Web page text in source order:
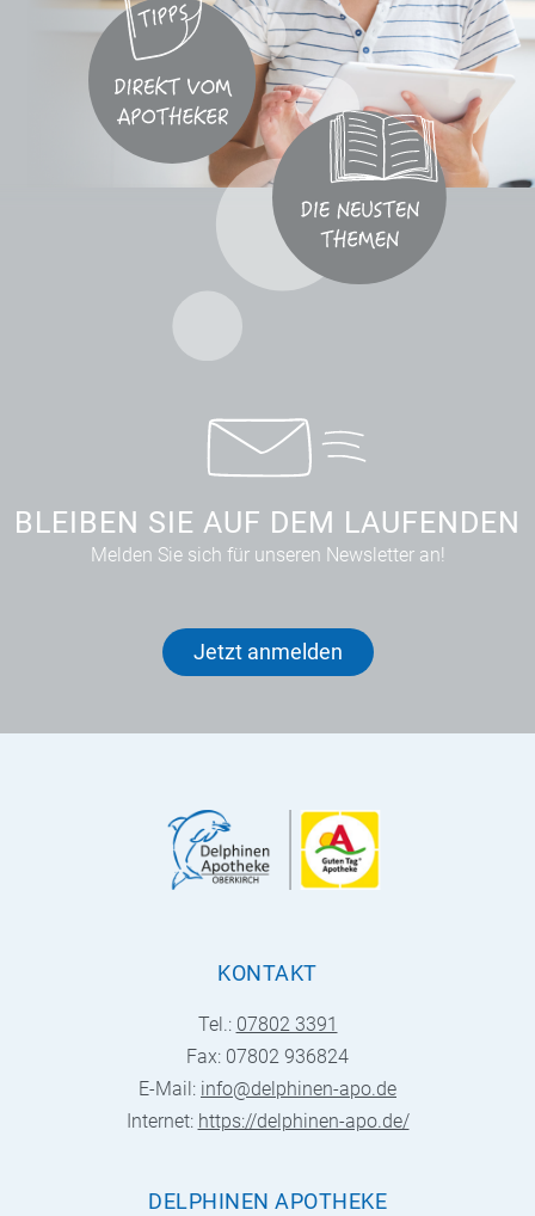
BLEIBEN SIE AUF DEM LAUFENDEN
Melden Sie sich für unseren Newsletter an!
Jetzt anmelden
KONTAKT
Tel.: 07802 3391
Fax: 07802 936824
E-Mail: info@delphinen-apo.de
Internet: https://delphinen-apo.de/
DELPHINEN APOTHEKE